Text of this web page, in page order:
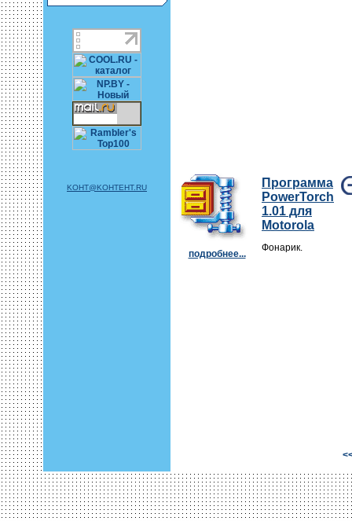
KOHT@KOHTEHT.RU
подробнее...
Программа
PowerTorch
1.01 для
Motorola
Фонарик.